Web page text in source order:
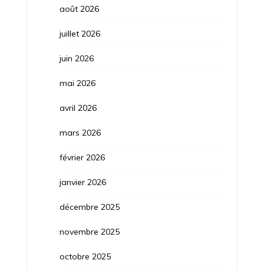
août 2026
juillet 2026
juin 2026
mai 2026
avril 2026
mars 2026
février 2026
janvier 2026
décembre 2025
novembre 2025
octobre 2025